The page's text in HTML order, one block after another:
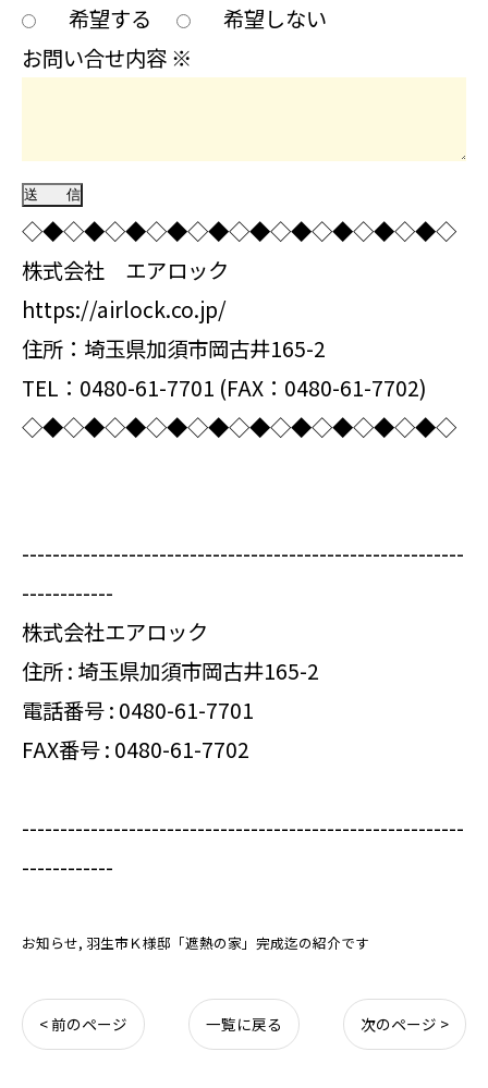
希望する
希望しない
お問い合せ内容 ※
◇◆◇◆◇◆◇◆◇◆◇◆◇◆◇◆◇◆◇◆◇
株式会社 エアロック
https://airlock.co.jp/
住所：埼玉県加須市岡古井165-2
TEL：0480-61-7701 (FAX：0480-61-7702)
◇◆◇◆◇◆◇◆◇◆◇◆◇◆◇◆◇◆◇◆◇
----------------------------------------------------------
------------
株式会社エアロック
住所 : 埼玉県加須市岡古井165-2
電話番号 : 0480-61-7701
FAX番号 : 0480-61-7702
----------------------------------------------------------
------------
お知らせ 羽生市Ｋ様邸「遮熱の家」完成迄の紹介です
< 前のページ 一覧に戻る 次のページ >